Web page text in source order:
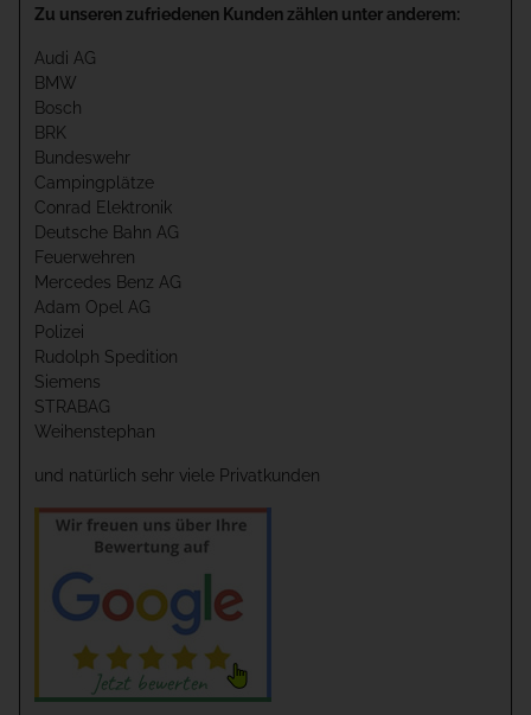
Zu unseren zufriedenen Kunden zählen unter anderem:
Audi AG
BMW
Bosch
BRK
Bundeswehr
Campingplätze
Conrad Elektronik
Deutsche Bahn AG
Feuerwehren
Mercedes Benz AG
Adam Opel AG
Polizei
Rudolph Spedition
Siemens
STRABAG
Weihenstephan
und natürlich sehr viele Privatkunden